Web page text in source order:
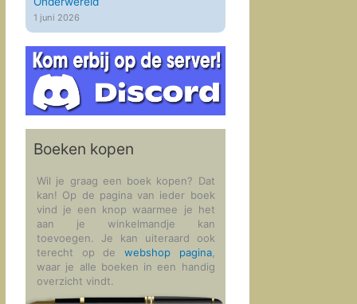
1 juni 2026
Boeken kopen
Wil je graag een boek kopen? Dat
kan! Op de pagina van ieder boek
vind je een knop waarmee je het
aan je winkelmandje kan
toevoegen. Je kan uiteraard ook
terecht op dewebshop pagina,
waar je alle boeken in een handig
overzicht vindt.